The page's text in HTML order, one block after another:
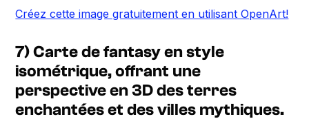
Créez cette image gratuitement en utilisant OpenArt!
7) Carte de fantasy en style
isométrique, offrant une
perspective en 3D des terres
enchantées et des villes mythiques.